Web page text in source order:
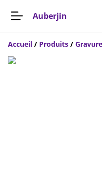
Auberjin
Accueil / Produits /